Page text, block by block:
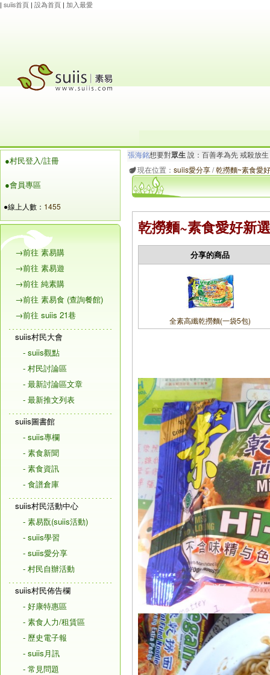
| suiis首頁 | 設為首頁 | 加入最愛
●村民登入/註冊
●會員專區
●線上人數： 1455
→前往 素易購
→前往 素易遊
→前往 純素購
→前往 素易食 (查詢餐館)
→前往 suiis 21巷
suiis村民大會
- suiis觀點
- 村民討論區
- 最新討論區文章
- 最新推文列表
suiis圖書館
- suiis專欄
- 素食新聞
- 素食資訊
- 食譜倉庫
suiis村民活動中心
- 素易翫(suiis活動)
- suiis學習
- suiis愛分享
- 村民自辦活動
suiis村民佈告欄
- 好康特惠區
- 素食人力/租賃區
- 歷史電子報
- suiis月訊
- 常見問題
杜會想要對眾生說：卍南無觀世音菩薩 捐
現在位置： suiis愛分享/乾撈麵~素食愛
乾撈麵~素食愛好新
分享的商品
全素高纖乾撈麵(一袋5包)